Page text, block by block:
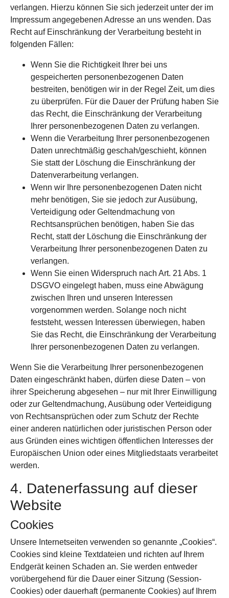
verlangen. Hierzu können Sie sich jederzeit unter der im
Impressum angegebenen Adresse an uns wenden. Das
Recht auf Einschränkung der Verarbeitung besteht in
folgenden Fällen:
Wenn Sie die Richtigkeit Ihrer bei uns
gespeicherten personenbezogenen Daten
bestreiten, benötigen wir in der Regel Zeit, um dies
zu überprüfen. Für die Dauer der Prüfung haben Sie
das Recht, die Einschränkung der Verarbeitung
Ihrer personenbezogenen Daten zu verlangen.
Wenn die Verarbeitung Ihrer personenbezogenen
Daten unrechtmäßig geschah/geschieht, können
Sie statt der Löschung die Einschränkung der
Datenverarbeitung verlangen.
Wenn wir Ihre personenbezogenen Daten nicht
mehr benötigen, Sie sie jedoch zur Ausübung,
Verteidigung oder Geltendmachung von
Rechtsansprüchen benötigen, haben Sie das
Recht, statt der Löschung die Einschränkung der
Verarbeitung Ihrer personenbezogenen Daten zu
verlangen.
Wenn Sie einen Widerspruch nach Art. 21 Abs. 1
DSGVO eingelegt haben, muss eine Abwägung
zwischen Ihren und unseren Interessen
vorgenommen werden. Solange noch nicht
feststeht, wessen Interessen überwiegen, haben
Sie das Recht, die Einschränkung der Verarbeitung
Ihrer personenbezogenen Daten zu verlangen.
Wenn Sie die Verarbeitung Ihrer personenbezogenen
Daten eingeschränkt haben, dürfen diese Daten – von
ihrer Speicherung abgesehen – nur mit Ihrer Einwilligung
oder zur Geltendmachung, Ausübung oder Verteidigung
von Rechtsansprüchen oder zum Schutz der Rechte
einer anderen natürlichen oder juristischen Person oder
aus Gründen eines wichtigen öffentlichen Interesses der
Europäischen Union oder eines Mitgliedstaats verarbeitet
werden.
4. Datenerfassung auf dieser
Website
Cookies
Unsere Internetseiten verwenden so genannte „Cookies“.
Cookies sind kleine Textdateien und richten auf Ihrem
Endgerät keinen Schaden an. Sie werden entweder
vorübergehend für die Dauer einer Sitzung (Session-
Cookies) oder dauerhaft (permanente Cookies) auf Ihrem